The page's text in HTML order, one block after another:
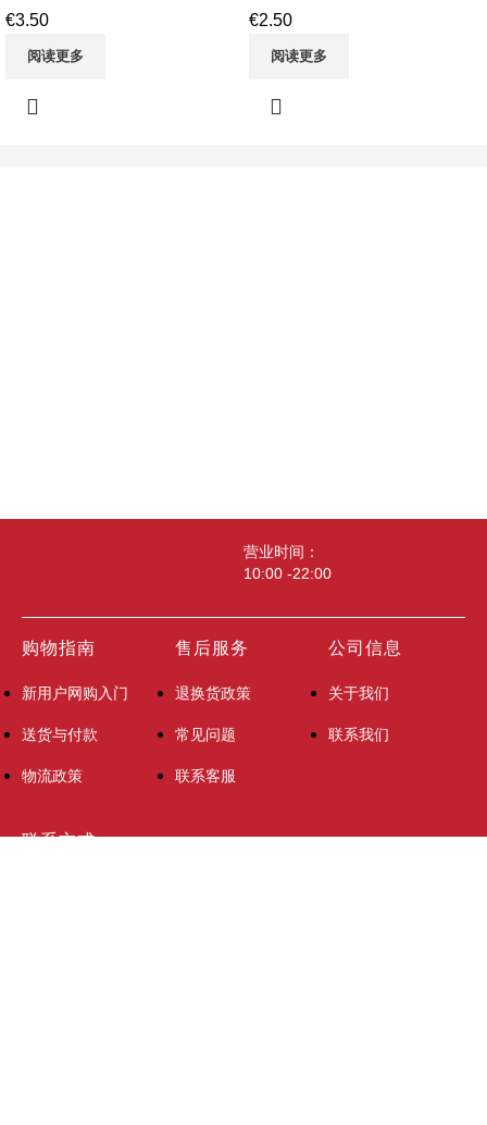
Japanese Stir-Fry
Noodles with
Yakisoba Sauce
150gX2
€3.50
阅读更多
Cheese Hot Chicken
FL Ramen 140g
€2.50
阅读更多
营业时间：
10:00 -22:00
购物指南
新用户网购入门
送货与付款
物流政策
售后服务
退换货政策
常见问题
联系客服
公司信息
关于我们
联系我们
联系方式